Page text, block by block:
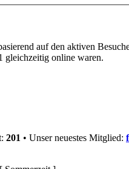
auf den aktiven
gleichzeitig online waren.
201 • Unser neuestes Mitglied: